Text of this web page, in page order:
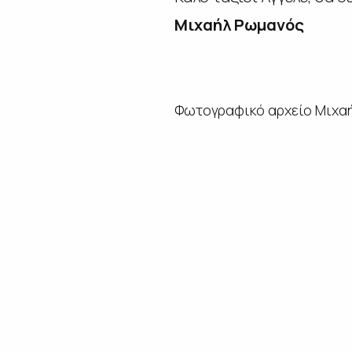
Μιχαήλ Ρωμανός
Φωτογραφικό αρχείο